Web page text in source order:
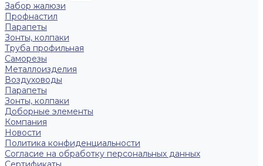
Забор жалюзи
Профнастил
Парапеты
Зонты, колпаки
Труба профильная
Саморезы
Металлоизделия
Воздуховоды
Парапеты
Зонты, колпаки
Доборные элементы
Компания
Новости
Политика конфиденциальности
Согласие на обработку персональных данных